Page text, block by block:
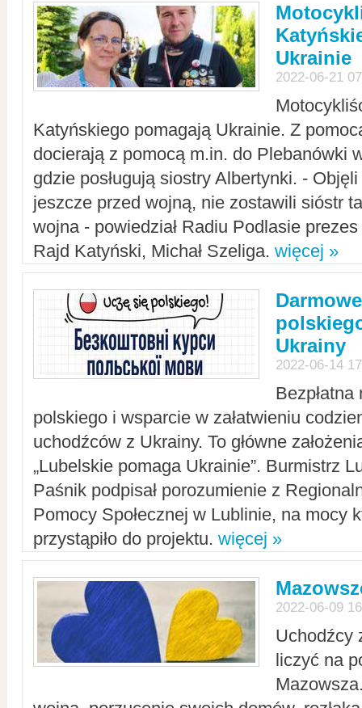
Ukrainie
2022-06-21
Katyńskiego pomagają Ukrainie. Z
docierają z pomocą m.in. do Plebanówki
gdzie posługują siostry Albertynki. -
jeszcze przed wojną, nie zostawili sióstr
wojna - powiedział Radiu Podlasie
Rajd Katyński, Michał Szeliga. więcej »
Ukrainy
2022-06-14
polskiego i wsparcie w załatwieniu
uchodźców z Ukrainy. To główne
„Lubelskie pomaga Ukrainie”. Burmistrz
Paśnik podpisał porozumienie z
Pomocy Społecznej w Lublinie, na mocy
przystąpiło do projektu. więcej »
2022-06-09
Uchodźcy
liczyć na